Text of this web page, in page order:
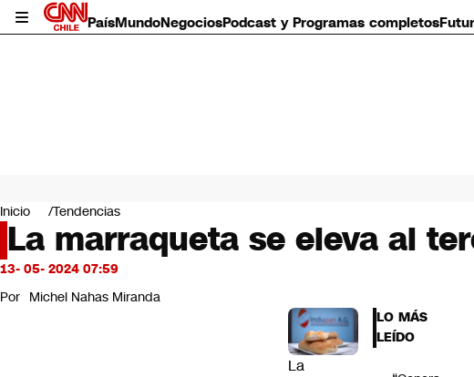
PaísMundoNegociosPodcast y Programas completos
Mundo
Negocios
Deportes
Programas completos
Servicios
Inicio Tendencias
La marraqueta se eleva al
13- 05- 2024 07:59
Por Michel Nahas Miranda
La
LO MÁS
LEÍDO